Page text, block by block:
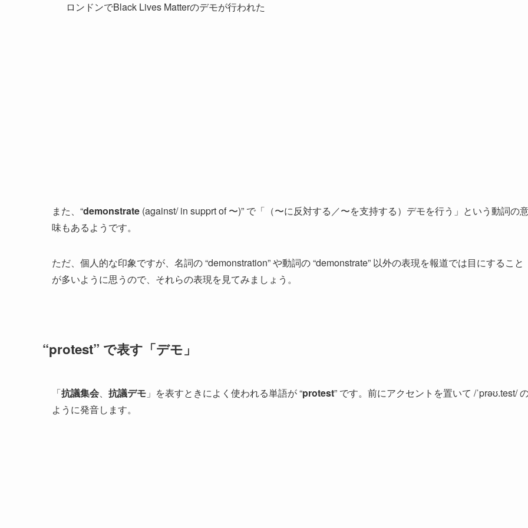
ロンドンでBlack Lives Matterのデモが行われた
また、“demonstrate (against/ in supprt of 〜)” で「（〜に反対する／〜を支持する）デモを行う」という動詞の
味もあるようです。
ただ、個人的な印象ですが、名詞の “demonstration” や動詞の “demonstrate” 以外の表現を報道では目にすること
が多いように思うので、それらの表現を見てみましょう。
“protest” で表す「デモ」
「抗議集会、 抗議デモ 」を表すときによく使われる単語が “protest” です。前にアクセントを置いて /ˈprəʊ.test/
ように発音します。